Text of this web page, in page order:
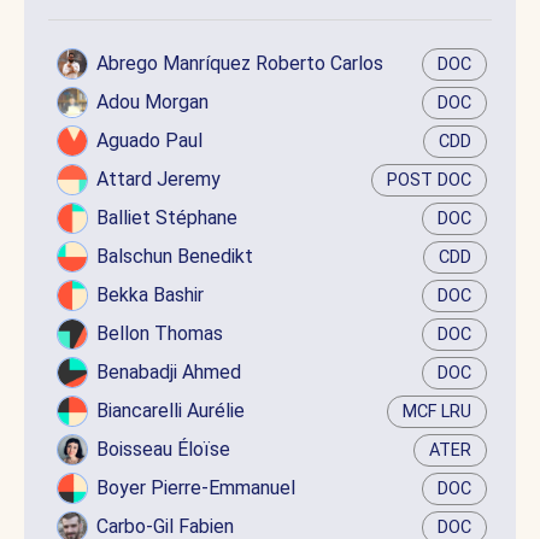
Abrego Manríquez Roberto Carlos DOC
Adou Morgan DOC
Aguado Paul CDD
Attard Jeremy POST DOC
Balliet Stéphane DOC
Balschun Benedikt CDD
Bekka Bashir DOC
Bellon Thomas DOC
Benabadji Ahmed DOC
Biancarelli Aurélie MCF LRU
Boisseau Éloïse ATER
Boyer Pierre-Emmanuel DOC
Carbo-Gil Fabien DOC